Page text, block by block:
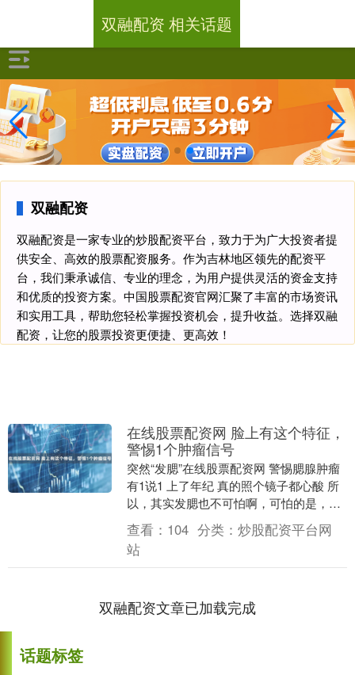
双融配资
双融配资是一家专业的炒股配资平台，致力于为广大投资者提
供安全、高效的股票配资服务。作为吉林地区领先的配资平
台，我们秉承诚信、专业的理念，为用户提供灵活的资金支持
和优质的投资方案。中国股票配资官网汇聚了丰富的市场资讯
和实用工具，帮助您轻松掌握投资机会，提升收益。选择双融
配资，让您的股票投资更便捷、更高效！
双融配资 相关话题
在线股票配资网 脸上有这个特征，
警惕1个肿瘤信号
突然“发腮”在线股票配资网 警惕腮腺肿瘤
有1说1 上了年纪 真的照个镜子都心酸 所
以，其实发腮也不可怕啊，可怕的是，我
这种不发腮也没眼看的。 可怕的是，你以
为....
查看： 104 分类： 炒股配资平台网
站
双融配资文章已加载完成
话题标签